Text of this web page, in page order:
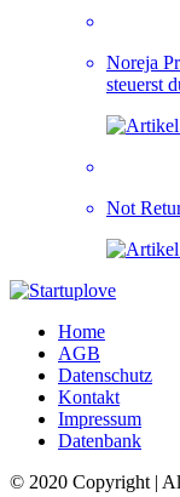
Noreja
steuerst
Not
Home
AGB
Datenschutz
Kontakt
Impressum
Datenbank
© 2020 Copyright |